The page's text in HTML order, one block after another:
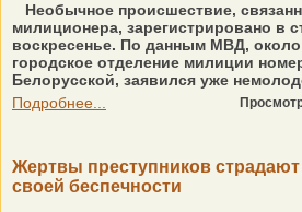
Необычное происшествие,
милиционера, зарегистрировано в
воскресенье. По данным МВД,
городское отделение милиции
Белорусской, заявился уже
Подробнее...
Жертвы преступников страдают
своей беспечности